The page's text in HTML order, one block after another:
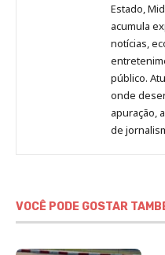
Estado,
acumula
notícias,
público.
onde
apuração,
de
VOCÊ PODE GOSTAR